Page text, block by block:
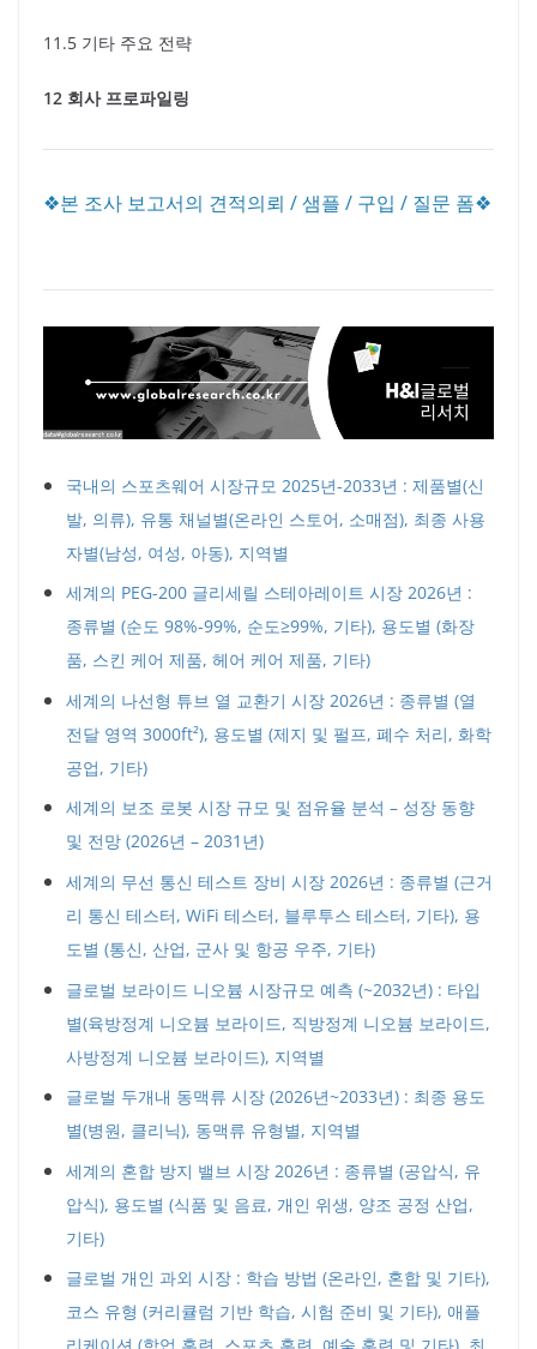
11.5 기타 주요 전략
12 회사 프로파일링
❖본 조사 보고서의 견적의뢰 / 샘플 / 구입 / 질문 폼❖
국내의 스포츠웨어 시장규모 2025년-2033년 : 제품별(신
발, 의류), 유통 채널별(온라인 스토어, 소매점), 최종 사용
자별(남성, 여성, 아동), 지역별
세계의 PEG-200 글리세릴 스테아레이트 시장 2026년 :
종류별 (순도 98%-99%, 순도≥99%, 기타), 용도별 (화장
품, 스킨 케어 제품, 헤어 케어 제품, 기타)
세계의 나선형 튜브 열 교환기 시장 2026년 : 종류별 (열
전달 영역 3000ft²), 용도별 (제지 및 펄프, 폐수 처리, 화학
공업, 기타)
세계의 보조 로봇 시장 규모 및 점유율 분석 – 성장 동향
및 전망 (2026년 – 2031년)
세계의 무선 통신 테스트 장비 시장 2026년 : 종류별 (근거
리 통신 테스터, WiFi 테스터, 블루투스 테스터, 기타), 용
도별 (통신, 산업, 군사 및 항공 우주, 기타)
글로벌 보라이드 니오븀 시장규모 예측 (~2032년) : 타입
별(육방정계 니오븀 보라이드, 직방정계 니오븀 보라이드,
사방정계 니오븀 보라이드), 지역별
글로벌 두개내 동맥류 시장 (2026년~2033년) : 최종 용도
별(병원, 클리닉), 동맥류 유형별, 지역별
세계의 혼합 방지 밸브 시장 2026년 : 종류별 (공압식, 유
압식), 용도별 (식품 및 음료, 개인 위생, 양조 공정 산업,
기타)
글로벌 개인 과외 시장 : 학습 방법 (온라인, 혼합 및 기타),
코스 유형 (커리큘럼 기반 학습, 시험 준비 및 기타), 애플